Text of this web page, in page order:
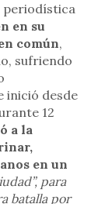
periodística
en su
común,
sufriendo
inició desde
12
a la
en un
para
batalla por